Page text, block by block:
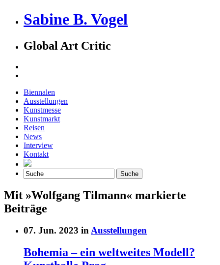
Sabine B. Vogel
Global Art Critic
Biennalen
Ausstellungen
Kunstmesse
Kunstmarkt
Reisen
News
Interview
Kontakt
Mit »Wolfgang Tilmann« markierte
Beiträge
07. Jun. 2023 in Ausstellungen
Bohemia – ein weltweites Modell?